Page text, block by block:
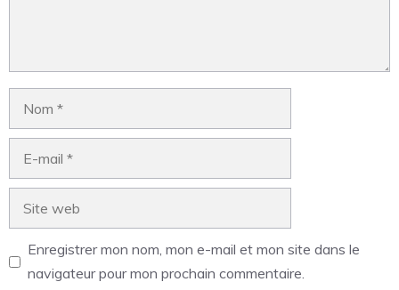
Enregistrer mon nom, mon e-mail et mon site dans le
navigateur pour mon prochain commentaire.